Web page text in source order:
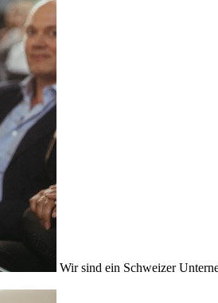
Wir sind ein Schweizer